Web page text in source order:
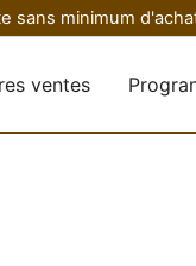
sans minimum
ventes